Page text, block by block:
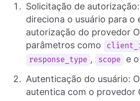
Solicitação de
direciona o usuário para o
autorização do provedor
parâmetros como
response_type , scope e o
Autenticação do usuário:
autentica com o provedor